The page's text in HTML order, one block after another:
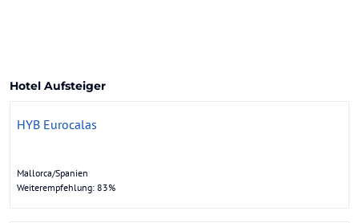
Hotel Aufsteiger
HYB Eurocalas
Mallorca/Spanien
Weiterempfehlung: 83%